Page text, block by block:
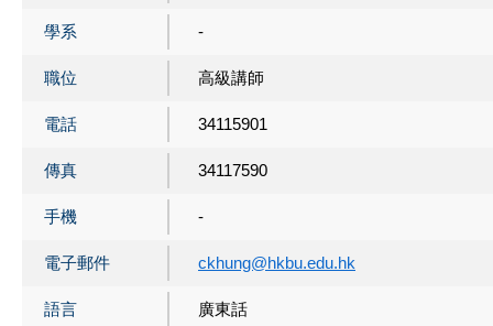
學系 -
職位 高級講師
電話 34115901
傳真 34117590
手機 -
電子郵件 ckhung@hkbu.edu.hk
語言 廣東話